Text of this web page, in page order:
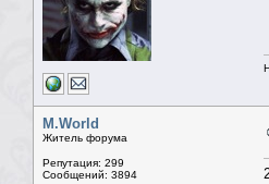
M.World
Житель форума
Репутация: 299
Сообщений: 3894